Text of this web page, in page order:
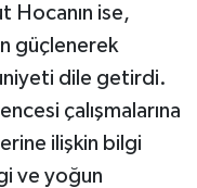
Hocanın ise,
güçlenerek
dile getirdi.
çalışmalarına
ilişkin bilgi
ve yoğun